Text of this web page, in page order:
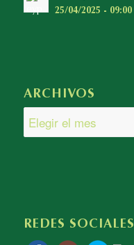
25/04/2025 - 09:00
ARCHIVOS
REDES SOCIALES